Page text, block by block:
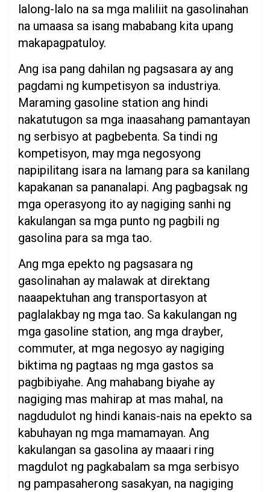
lalong-lalo na sa mga maliliit na gasolinahan
na umaasa sa isang mababang kita upang
makapagpatuloy.
Ang isa pang dahilan ng pagsasara ay ang
pagdami ng kumpetisyon sa industriya.
Maraming gasoline station ang hindi
nakatutugon sa mga inaasahang pamantayan
ng serbisyo at pagbebenta. Sa tindi ng
kompetisyon, may mga negosyong
napipilitang isara na lamang para sa kanilang
kapakanan sa pananalapi. Ang pagbagsak ng
mga operasyong ito ay nagiging sanhi ng
kakulangan sa mga punto ng pagbili ng
gasolina para sa mga tao.
Ang mga epekto ng pagsasara ng
gasolinahan ay malawak at direktang
naaapektuhan ang transportasyon at
paglalakbay ng mga tao. Sa kakulangan ng
mga gasoline station, ang mga drayber,
commuter, at mga negosyo ay nagiging
biktima ng pagtaas ng mga gastos sa
pagbibiyahe. Ang mahabang biyahe ay
nagiging mas mahirap at mas mahal, na
nagdudulot ng hindi kanais-nais na epekto sa
kabuhayan ng mga mamamayan. Ang
kakulangan sa gasolina ay maaari ring
magdulot ng pagkabalam sa mga serbisyo
ng pampasaherong sasakyan, na nagiging